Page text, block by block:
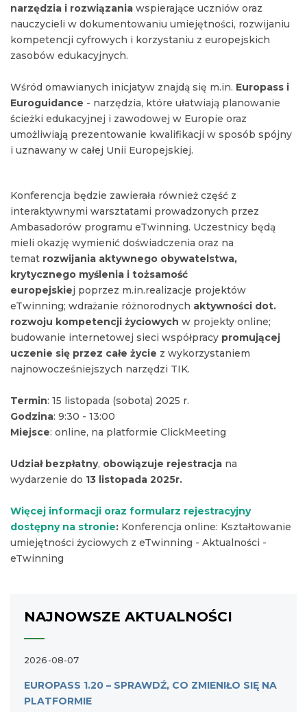
narzędzia i rozwiązania wspierające uczniów oraz
nauczycieli w dokumentowaniu umiejętności, rozwijaniu
kompetencji cyfrowych i korzystaniu z europejskich
zasobów edukacyjnych.
Wśród omawianych inicjatyw znajdą się m.in. Europass i
Euroguidance - narzędzia, które ułatwiają planowanie
ścieżki edukacyjnej i zawodowej w Europie oraz
umożliwiają prezentowanie kwalifikacji w sposób spójny
i uznawany w całej Unii Europejskiej.
Konferencja będzie zawierała również część z
interaktywnymi warsztatami prowadzonych przez
Ambasadorów programu eTwinning. Uczestnicy będą
mieli okazję wymienić doświadczenia oraz na
temat rozwijania aktywnego obywatelstwa,
krytycznego myślenia i tożsamość
europejskiej poprzez m.in.realizacje projektów
eTwinning; wdrażanie różnorodnych aktywności dot.
rozwoju kompetencji życiowych w projekty online;
budowanie internetowej sieci współpracy promującej
uczenie się przez całe życie z wykorzystaniem
najnowocześniejszych narzędzi TIK.
Termin: 15 listopada (sobota) 2025 r.
Godzina: 9:30 - 13:00
Miejsce: online, na platformie ClickMeeting
Udział bezpłatny, obowiązuje rejestracja na
wydarzenie do 13 listopada 2025r.
Więcej informacji oraz formularz rejestracyjny
dostępny na stronie: Konferencja online: Kształtowanie
umiejętności życiowych z eTwinning - Aktualności -
eTwinning
NAJNOWSZE AKTUALNOŚCI
2026-08-07
EUROPASS 1.20 – SPRAWDŹ, CO ZMIENIŁO SIĘ NA
PLATFORMIE